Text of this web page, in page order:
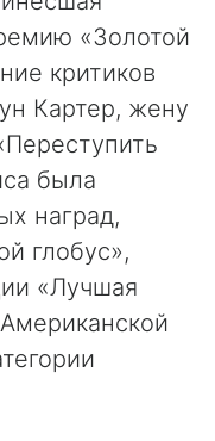
«Золотой
критиков
Картер, жену
была
наград,
глобус»,
«Лучшая